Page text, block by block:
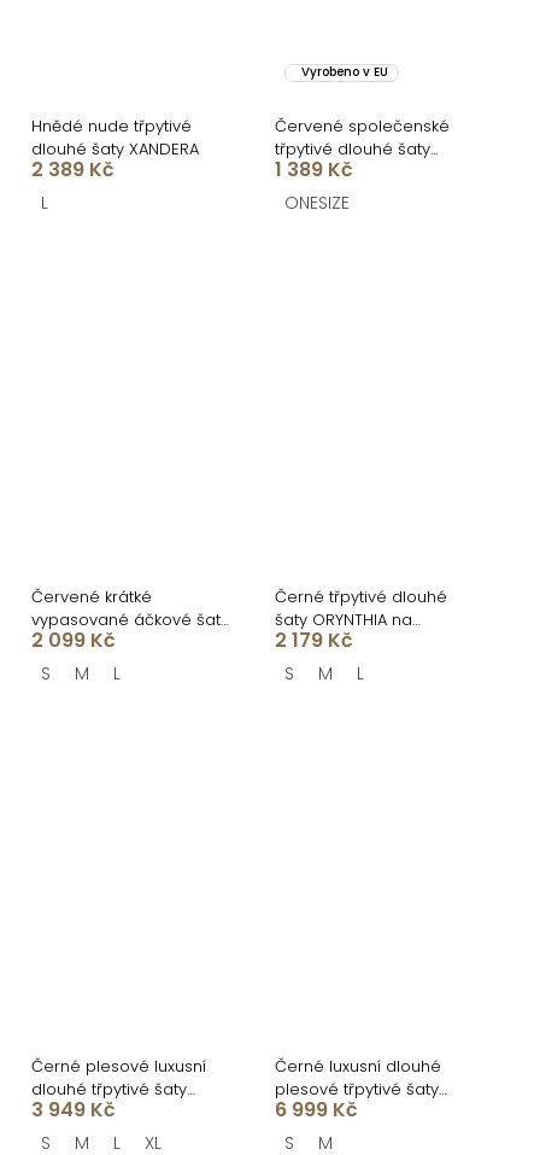
Hnědé nude třpytivé
dlouhé šaty XANDERA
2 389 Kč
L
Vyrobeno v EU
Červené společenské
třpytivé dlouhé šaty
KAILINA
1 389 Kč
ONESIZE
Červené krátké
vypasované áčkové šaty
MIRELYS s kamínky
2 099 Kč
S M L
Černé třpytivé dlouhé
šaty ORYNTHIA na
ramínka
2 179 Kč
S M L
Černé plesové luxusní
dlouhé třpytivé šaty
GALDYNE s rozparkem
3 949 Kč
S M L XL
Černé luxusní dlouhé
plesové třpytivé šaty
ISOLANE
6 999 Kč
S M